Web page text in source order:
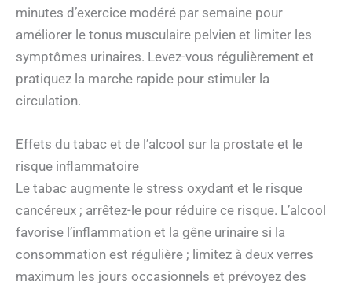
minutes d’exercice modéré par semaine pour
améliorer le tonus musculaire pelvien et limiter les
symptômes urinaires. Levez-vous régulièrement et
pratiquez la marche rapide pour stimuler la
circulation.
Effets du tabac et de l’alcool sur la prostate et le
risque inflammatoire
Le tabac augmente le stress oxydant et le risque
cancéreux ; arrêtez-le pour réduire ce risque. L’alcool
favorise l’inflammation et la gêne urinaire si la
consommation est régulière ; limitez à deux verres
maximum les jours occasionnels et prévoyez des